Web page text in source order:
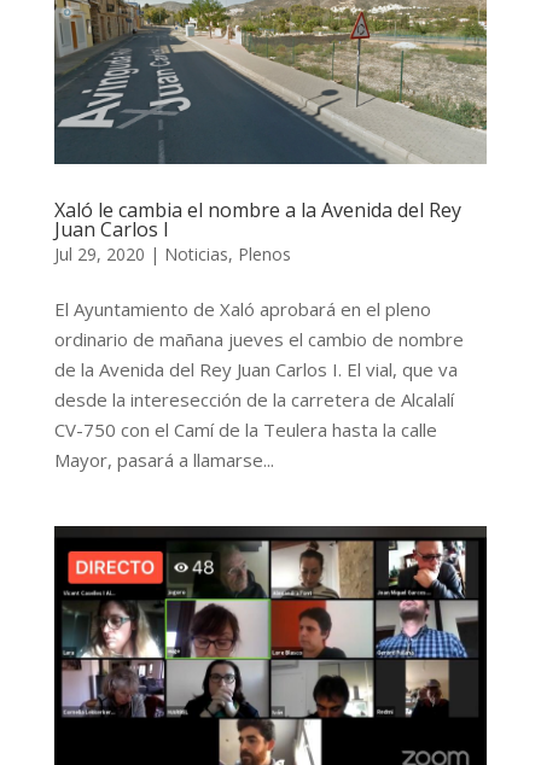
Xaló le cambia el nombre a la Avenida del Rey
Juan Carlos I
Jul 29, 2020 | Noticias, Plenos
El Ayuntamiento de Xaló aprobará en el pleno
ordinario de mañana jueves el cambio de nombre
de la Avenida del Rey Juan Carlos I. El vial, que va
desde la interesección de la carretera de Alcalalí
CV-750 con el Camí de la Teulera hasta la calle
Mayor, pasará a llamarse...